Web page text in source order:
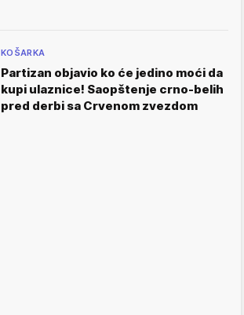
KOŠARKA
Partizan objavio ko će jedino moći da
kupi ulaznice! Saopštenje crno-belih
pred derbi sa Crvenom zvezdom